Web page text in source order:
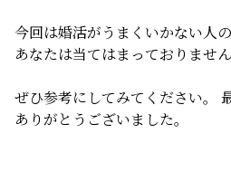
今回は婚活がうまくいかない人
あなたは当てはまっておりませ
ぜひ参考にしてみてください。
ありがとうございました。